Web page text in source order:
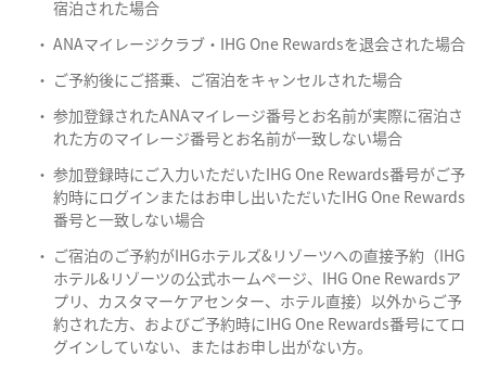
宿泊された場合
ANAマイレージクラブ・IHG One Rewardsを退会された場合
ご予約後にご搭乗、ご宿泊をキャンセルされた場合
参加登録されたANAマイレージ番号とお名前が実際に宿泊さ
れた方のマイレージ番号とお名前が一致しない場合
参加登録時にご入力いただいたIHG One Rewards番号がご予
約時にログインまたはお申し出いただいたIHG One Rewards
番号と一致しない場合
ご宿泊のご予約がIHGホテルズ&リゾーツへの直接予約（IHG
ホテル&リゾーツの公式ホームページ、IHG One Rewardsア
プリ、カスタマーケアセンター、ホテル直接）以外からご予
約された方、およびご予約時にIHG One Rewards番号にてロ
グインしていない、またはお申し出がない方。